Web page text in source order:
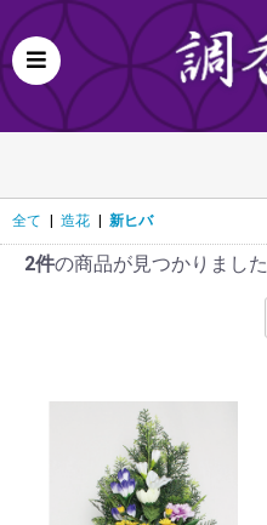
全て | 造花 | 新ヒバ
2件の商品が見つかりました